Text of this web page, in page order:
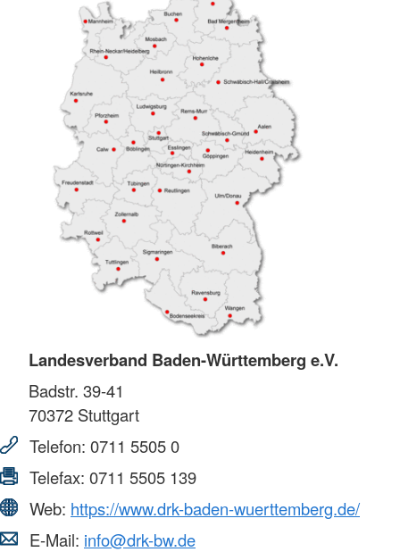
Landesverband Baden-Württemberg e.V.
Badstr. 39-41
70372 Stuttgart
Telefon: 0711 5505 0
Telefax: 0711 5505 139
Web: https://www.drk-baden-wuerttemberg.de/
E-Mail: info@drk-bw.de